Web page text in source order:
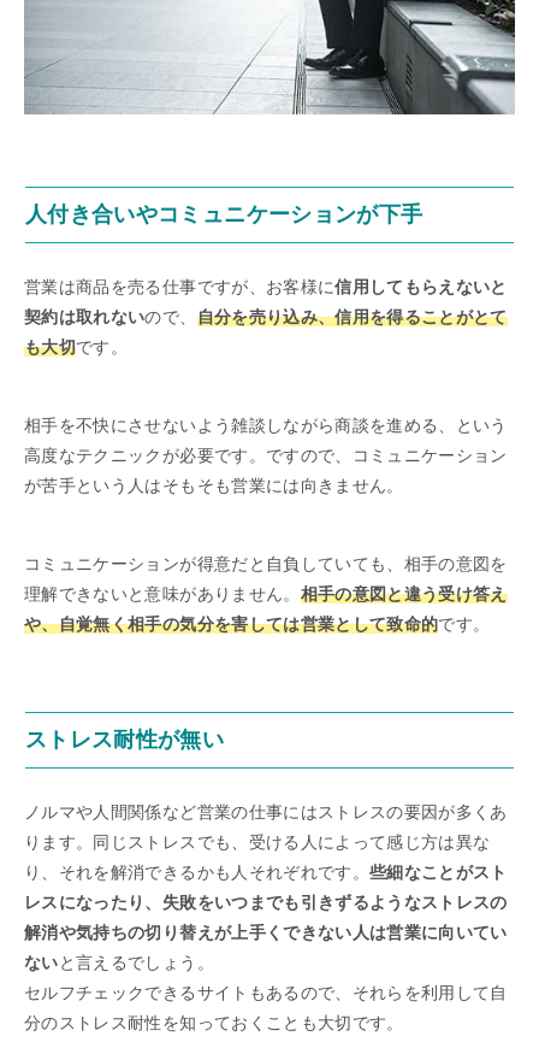
人付き合いやコミュニケーションが下手
営業は商品を売る仕事ですが、お客様に信用してもらえないと
契約は取れないので、 自分を売り込み、信用を得ることがとて
も大切です。
相手を不快にさせないよう雑談しながら商談を進める、という
高度なテクニックが必要です。ですので、コミュニケーション
が苦手という人はそもそも営業には向きません。
コミュニケーションが得意だと自負していても、相手の意図を
理解できないと意味がありません。 相手の意図と違う受け答え
や、自覚無く相手の気分を害しては営業として致命的です。
ストレス耐性が無い
ノルマや人間関係など営業の仕事にはストレスの要因が多くあ
ります。同じストレスでも、受ける人によって感じ方は異な
り、それを解消できるかも人それぞれです。 些細なことがスト
レスになったり、失敗をいつまでも引きずるようなストレスの
解消や気持ちの切り替えが上手くできない人は営業に向いてい
ないと言えるでしょう。
セルフチェックできるサイトもあるので、それらを利用して自
分のストレス耐性を知っておくことも大切です。